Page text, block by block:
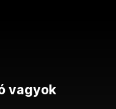
vagyok